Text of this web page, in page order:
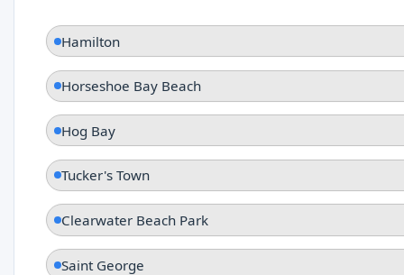
Hamilton
Horseshoe Bay Beach
Hog Bay
Tucker's Town
Clearwater Beach Park
Saint George